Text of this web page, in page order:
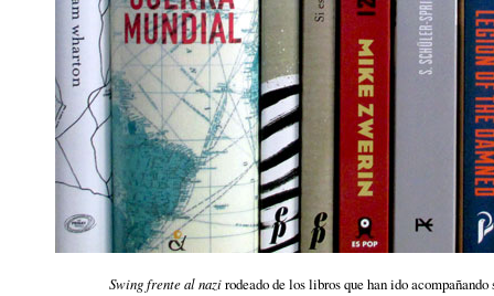
Swing frente al nazirodeado de los libros que han ido acompañando